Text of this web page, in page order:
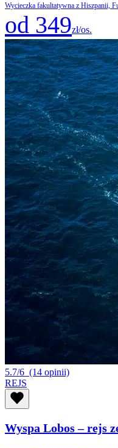
Wycieczka fakultatywna z Hiszpanii,
od 349zł/os.
5.7/6 (14 opinii)
REJS
Wyspa Lobos – rejs